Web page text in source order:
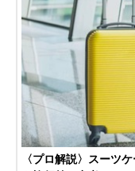
〈プロ解説〉スーツ